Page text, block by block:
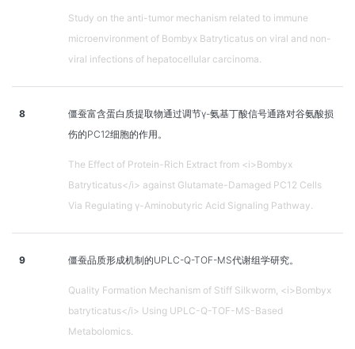
Study on the anti-tumor mechanism related to immune
microenvironment of Bombyx Batryticatus on viral and non-
viral infections of hepatocellular carcinoma.
8
僵蚕富含蛋白质提取物通过调节γ-氨基丁酸信号通路对谷氨酸损
伤的PC12细胞的作用。
The Effect of Protein-Rich Extract from <i>Bombyx
Batryticatus</i> against Glutamate-Damaged PC12 Cells
Via Regulating γ-Aminobutyric Acid Signaling Pathway.
9 僵蚕品质形成机制的UPLC-Q-TOF-MS代谢组学研究。
Quality Formation Mechanism of Stiff Silkworm, <i>Bombyx
batryticatus</i> Using UPLC-Q-TOF-MS-Based
Metabolomics.